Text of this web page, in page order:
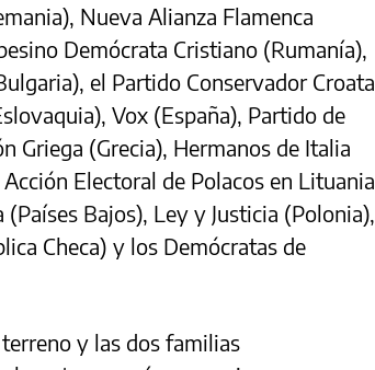
Nueva Alianza Flamenca
Demócrata Cristiano (Rumanía),
el Partido Conservador Croata
Vox (España), Partido de
Griega (Grecia), Hermanos de Italia
Electoral de Polacos en Lituania
Bajos), Ley y Justicia (Polonia),
Checa) y los Demócratas de
y las dos familias